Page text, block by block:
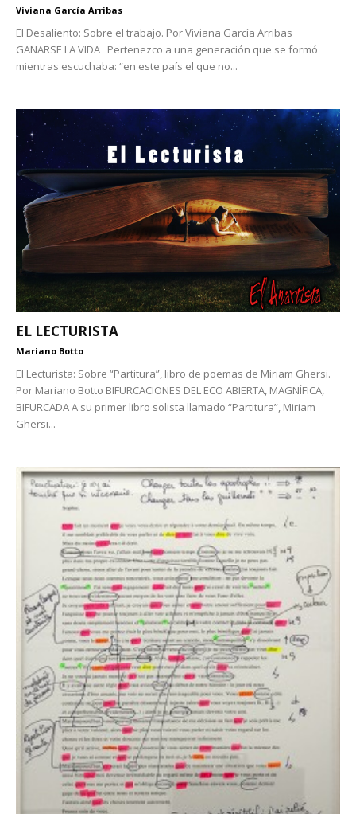
Viviana García Arribas
El Desaliento: Sobre el trabajo. Por Viviana García Arribas
GANARSE LA VIDA Pertenezco a una generación que se formó
mientras escuchaba: “en este país el que no...
EL LECTURISTA
Mariano Botto
El Lecturista: Sobre “Partitura”, libro de poemas de Miriam Ghersi.
Por Mariano Botto BIFURCACIONES DEL ECO ABIERTA, MAGNÍFICA,
BIFURCADA A su primer libro solista llamado “Partitura”, Miriam
Ghersi...